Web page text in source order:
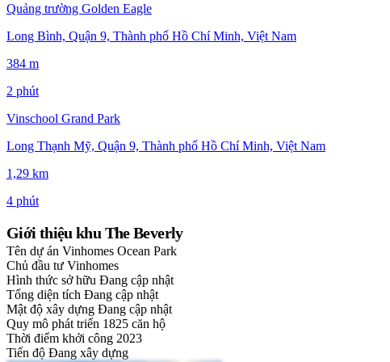
Quảng trường Golden Eagle
Long Bình, Quận 9, Thành phố Hồ Chí Minh, Việt Nam
384 m
2 phút
Vinschool Grand Park
Long Thạnh Mỹ, Quận 9, Thành phố Hồ Chí Minh, Việt Nam
1,29 km
4 phút
Giới thiệu khu The Beverly
Tên dự án Vinhomes Ocean Park
Chủ đầu tư Vinhomes
Hình thức sở hữu Đang cập nhật
Tổng diện tích Đang cập nhật
Mật độ xây dựng Đang cập nhật
Quy mô phát triển 1825 căn hộ
Thời điểm khởi công 2023
Tiến độ Đang xây dựng